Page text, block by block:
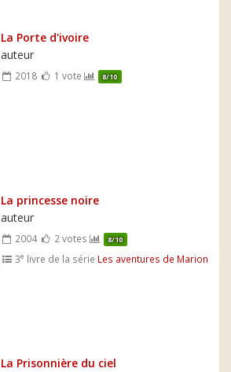
La Porte d'ivoire
auteur
2018 1 vote 8/10
La princesse noire
auteur
2004 2 votes 8/10
3e livre de la série Les aventures de Marion
La Prisonnière du ciel